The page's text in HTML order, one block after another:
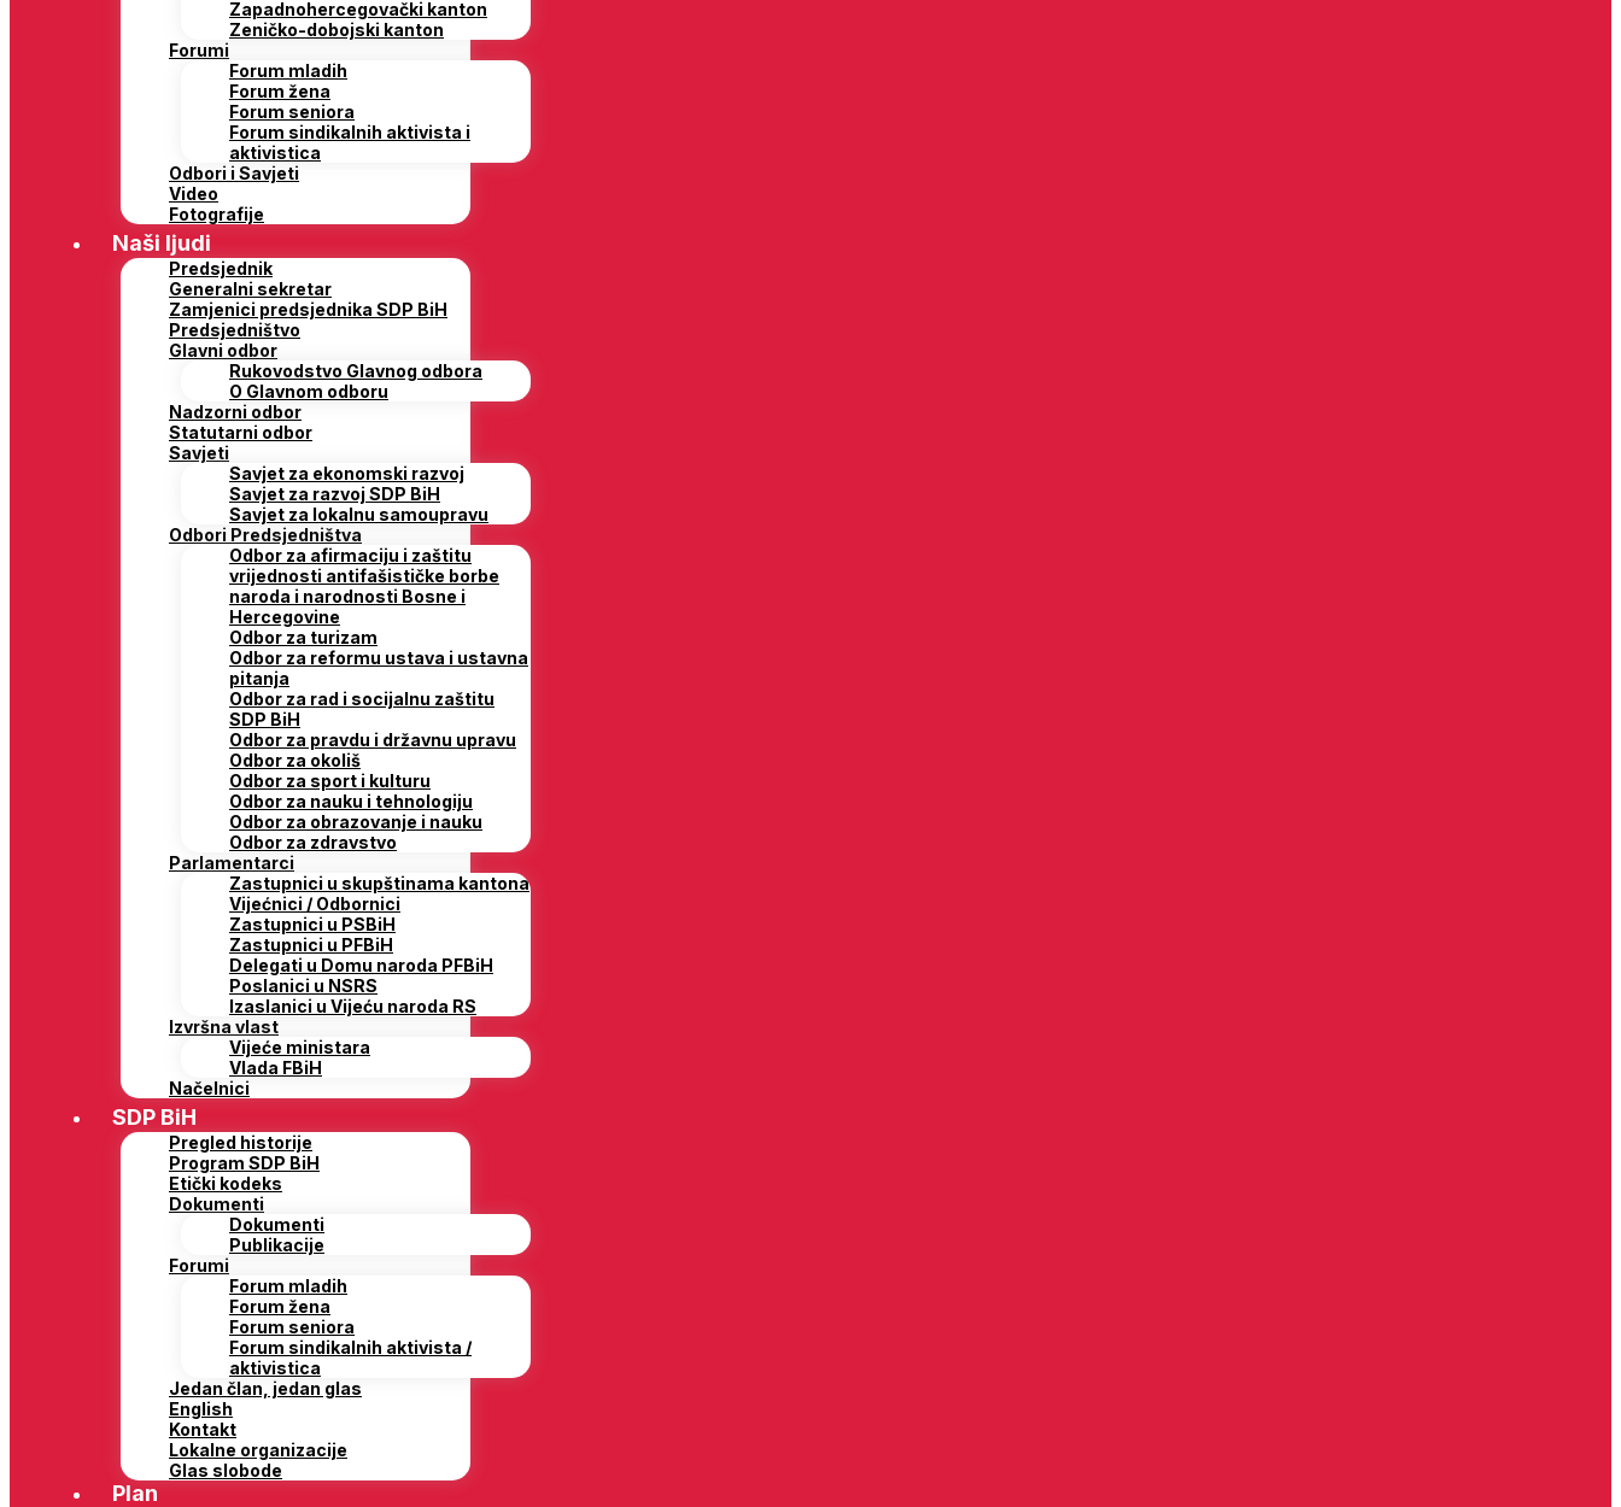
Zapadnohercegovački kanton
Zeničko-dobojski kanton
Forumi
Forum mladih
Forum žena
Forum seniora
Forum sindikalnih aktivista i
aktivistica
Odbori i Savjeti
Video
Fotografije
Naši ljudi
Predsjednik
Generalni sekretar
Zamjenici predsjednika SDP BiH
Predsjedništvo
Glavni odbor
Rukovodstvo Glavnog odbora
O Glavnom odboru
Nadzorni odbor
Statutarni odbor
Savjeti
Savjet za ekonomski razvoj
Savjet za razvoj SDP BiH
Savjet za lokalnu samoupravu
Odbori Predsjedništva
Odbor za afirmaciju i zaštitu
vrijednosti antifašističke borbe
naroda i narodnosti Bosne i
Hercegovine
Odbor za turizam
Odbor za reformu ustava i ustavna
pitanja
Odbor za rad i socijalnu zaštitu
SDP BiH
Odbor za pravdu i državnu upravu
Odbor za okoliš
Odbor za sport i kulturu
Odbor za nauku i tehnologiju
Odbor za obrazovanje i nauku
Odbor za zdravstvo
Parlamentarci
Zastupnici u skupštinama kantona
Vijećnici / Odbornici
Zastupnici u PSBiH
Zastupnici u PFBiH
Delegati u Domu naroda PFBiH
Poslanici u NSRS
Izaslanici u Vijeću naroda RS
Izvršna vlast
Vijeće ministara
Vlada FBiH
Načelnici
SDP BiH
Pregled historije
Program SDP BiH
Etički kodeks
Dokumenti
Dokumenti
Publikacije
Forumi
Forum mladih
Forum žena
Forum seniora
Forum sindikalnih aktivista /
aktivistica
Jedan član, jedan glas
English
Kontakt
Lokalne organizacije
Glas slobode
Plan